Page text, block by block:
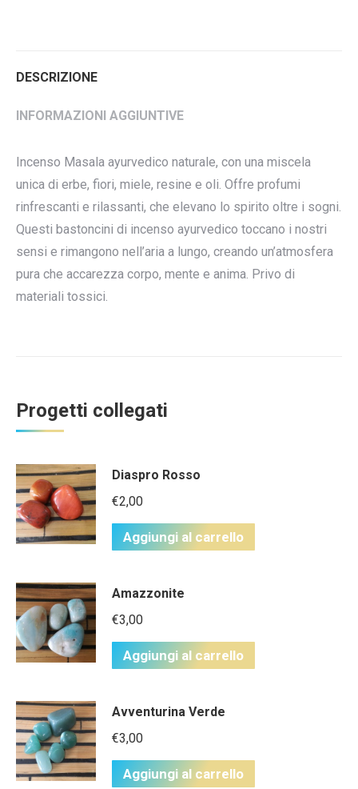
DESCRIZIONE
INFORMAZIONI AGGIUNTIVE
Incenso Masala ayurvedico naturale, con una miscela
unica di erbe, fiori, miele, resine e oli. Offre profumi
rinfrescanti e rilassanti, che elevano lo spirito oltre i sogni.
Questi bastoncini di incenso ayurvedico toccano i nostri
sensi e rimangono nell’aria a lungo, creando un’atmosfera
pura che accarezza corpo, mente e anima. Privo di
materiali tossici.
Progetti collegati
Diaspro Rosso
€2,00
Aggiungi al carrello
Amazzonite
€3,00
Aggiungi al carrello
Avventurina Verde
€3,00
Aggiungi al carrello